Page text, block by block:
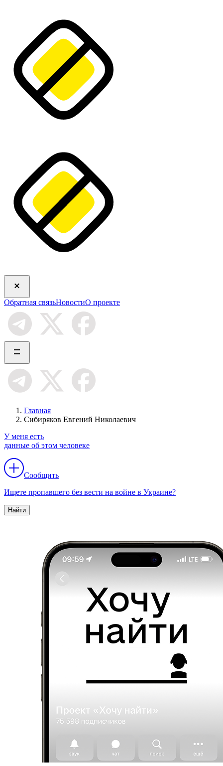
Обратная связьНовостиО проекте
Главная
Сибиряков Евгений Николаевич
У меня есть
данные об этом человеке
Сообщить
Ищете пропавшего без вести на войне в Украине?
Найти